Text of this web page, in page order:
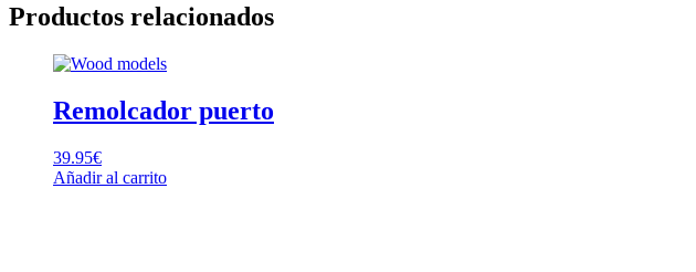
Productos relacionados
Remolcador puerto
39.95€
Añadir al carrito